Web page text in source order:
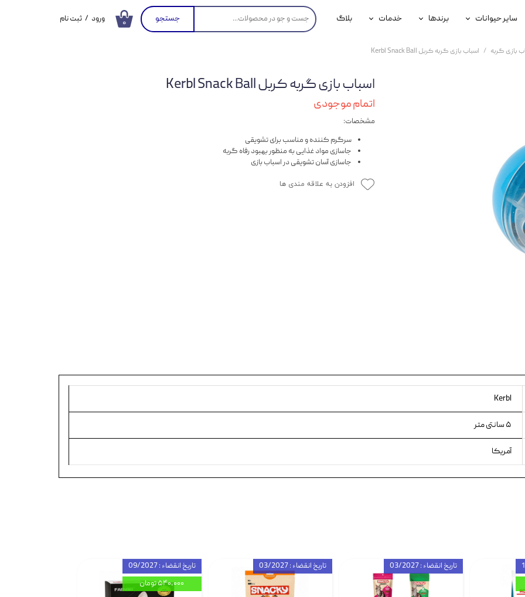
۰ جستجو سایر حیوانات
محصولات پرندگان
برندها
جوسرا
خدمات
خدمات آنلاین دامپزشکی
بلاگ ورود / ثبت نام
بازی گربه اسباب بازی گربه کربل Kerbl Snack Ball
اسباب بازی گربه کربل Kerbl Snack Ball
اتمام موجودی
مشخصات:
سرگرم کننده و مناسب برای تشویقی
جاسازی مواد غذایی به منظور بهبود رفاه گربه
جاسازی آسان تشویقی در اسباب بازی
افزودن به علاقه مندی ها
Kerbl
۵ سانتی متر
آمریکا
تاریخ انقضاء : 09/2027
۵۴۰,۰۰۰ تومان
تاریخ انقضاء : 03/2027 تاریخ انقضاء : 03/2027